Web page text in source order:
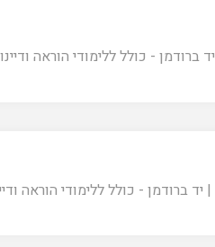
יד ברודמן - כולל ללימודי הוראה
| יד ברודמן - כולל ללימודי הוראה